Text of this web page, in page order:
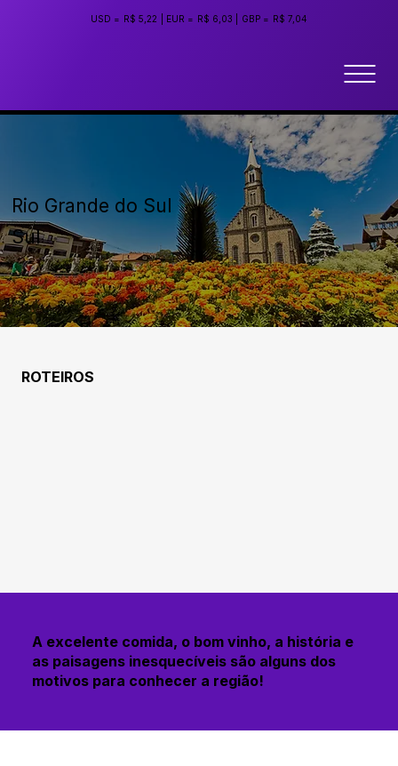
USD = R$ 5,22 EUR = R$ 6,03 GBP = R$ 7,04
Rio Grande do Sul
Sul
A excelente comida, o bom vinho, a história e
as paisagens inesquecíveis são alguns dos
motivos para conhecer a região!
ROTEIROS